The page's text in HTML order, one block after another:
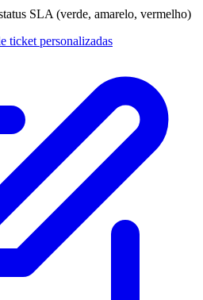
SLA (verde, amarelo, vermelho)
ticket personalizadas